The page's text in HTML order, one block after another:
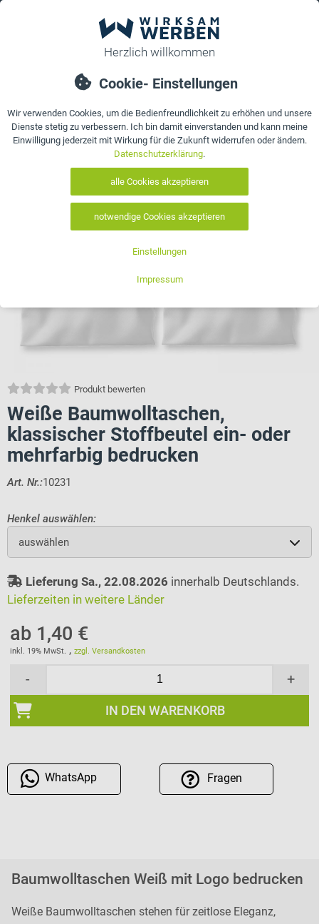
Produkt bewerten
Weiße Baumwolltaschen,
klassischer Stoffbeutel ein- oder
mehrfarbig bedrucken
Art. Nr.:10231
Henkel auswählen:
auswählen
Lieferung Sa., 22.08.2026 innerhalb Deutschlands.
Lieferzeiten in weitere Länder
ab 1,40 €
inkl. 19% MwSt. ,zzgl. Versandkosten
- +
IN DEN WARENKORB
WhatsApp Fragen
Details Bewertungen Kontakt
Baumwolltaschen Weiß mit Logo bedrucken
Weiße Baumwolltaschen stehen für zeitlose Eleganz,